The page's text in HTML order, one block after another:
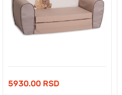
5930.00 RSD